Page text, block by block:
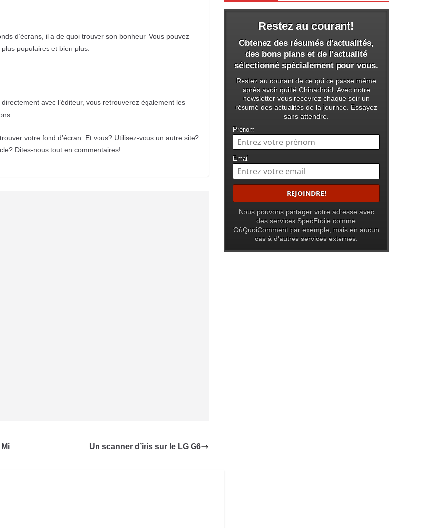
d’écrans, il a de quoi trouver son bonheur. Vous pouvez
populaires et bien plus.
avec l’éditeur, vous retrouverez également les
votre fond d’écran. Et vous? Utilisez-vous un autre site?
Dites-nous tout en commentaires!
Un scanner d’iris sur le LG G6
Restez au courant!
Obtenez des résumés d'actualités,
des bons plans et de l'actualité
sélectionné spécialement pour vous.
Restez au courant de ce qui ce passe même
après avoir quitté Chinadroid. Avec notre
newsletter vous recevrez chaque soir un
résumé des actualités de la journée. Essayez
sans attendre.
Prénom
Email
Nous pouvons partager votre adresse avec
des services SpecEtoile comme
OùQuoiComment par exemple, mais en aucun
cas à d'autres services externes.